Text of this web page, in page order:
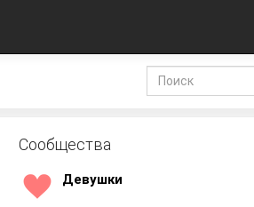
Сообщества
Девушки